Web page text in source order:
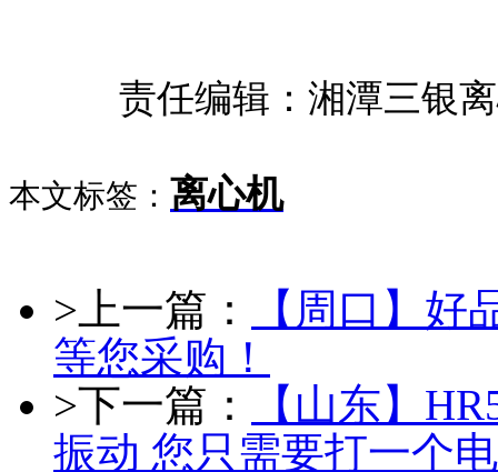
责任编辑：湘潭三银
本文标签： 离心机
>上一篇：
【周口】好
等您采购！
>下一篇：
【山东】
振动 您只需要打一个